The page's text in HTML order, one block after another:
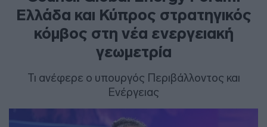
Ελλάδα και Κύπρος στρατηγικός
κόμβος στη νέα ενεργειακή
γεωμετρία
Τι ανέφερε ο υπουργός Περιβάλλοντος και
Ενέργειας